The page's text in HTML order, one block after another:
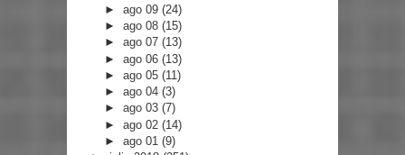
►ago 09(24)
►ago 08(15)
►ago 07(13)
►ago 06(13)
►ago 05(11)
►ago 04(3)
►ago 03(7)
►ago 02(14)
►ago 01(9)